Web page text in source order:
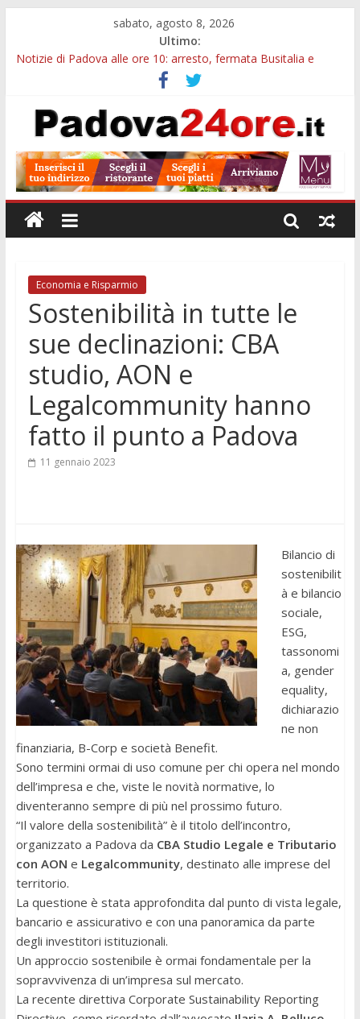
sabato, agosto 8, 2026
Ultimo:
Notizie di Padova alle ore 10: arresto, fermata Busitalia e
Notizie di Padova alle ore 23: maltrattamenti, arresto a
Limena e progetto Cool Shop
Bando sicurezza urbana Veneto: 650mila euro per Comuni e
Sicurezza esodo estivo Padova: più controlli su strade, stazioni
e treni
Bonus trasporto pubblico Veneto: 200 euro per l’abbonamento
annuale
Economia e Risparmio
Sostenibilità in tutte le
sue declinazioni: CBA
studio, AON e
Legalcommunity hanno
fatto il punto a Padova
11 gennaio 2023
Bilancio di
sostenibilit
à e bilancio
sociale,
ESG,
tassonomi
a, gender
equality,
dichiarazio
ne non
finanziaria, B-Corp e società Benefit.
Sono termini ormai di uso comune per chi opera nel mondo
dell’impresa e che, viste le novità normative, lo
diventeranno sempre di più nel prossimo futuro.
“Il valore della sostenibilità” è il titolo dell’incontro,
organizzato a Padova da CBA Studio Legale e Tributario
con AON e Legalcommunity, destinato alle imprese del
territorio.
La questione è stata approfondita dal punto di vista legale,
bancario e assicurativo e con una panoramica da parte
degli investitori istituzionali.
Un approccio sostenibile è ormai fondamentale per la
sopravvivenza di un’impresa sul mercato.
La recente direttiva Corporate Sustainability Reporting